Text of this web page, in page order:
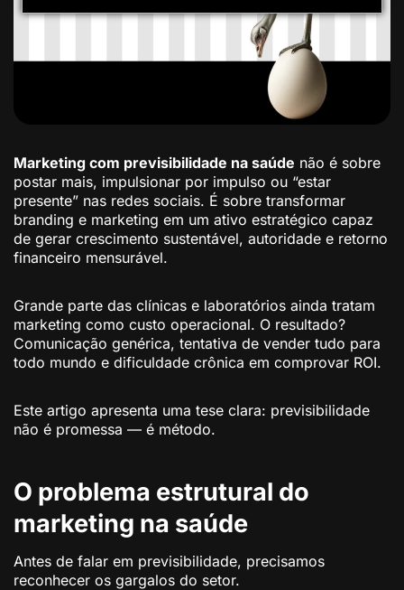
Marketing com previsibilidade na saúde não é sobre
postar mais, impulsionar por impulso ou “estar
presente” nas redes sociais. É sobre transformar
branding e marketing em um ativo estratégico capaz
de gerar crescimento sustentável, autoridade e retorno
financeiro mensurável.
Grande parte das clínicas e laboratórios ainda tratam
marketing como custo operacional. O resultado?
Comunicação genérica, tentativa de vender tudo para
todo mundo e dificuldade crônica em comprovar ROI.
Este artigo apresenta uma tese clara: previsibilidade
não é promessa — é método.
O problema estrutural do
marketing na saúde
Antes de falar em previsibilidade, precisamos
reconhecer os gargalos do setor.